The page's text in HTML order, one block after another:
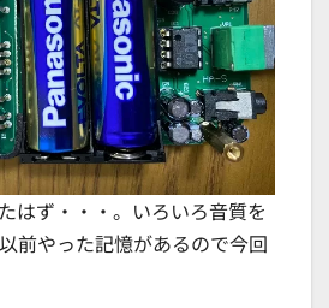
はず・・・。いろいろ音質を
前やった記憶があるので今回